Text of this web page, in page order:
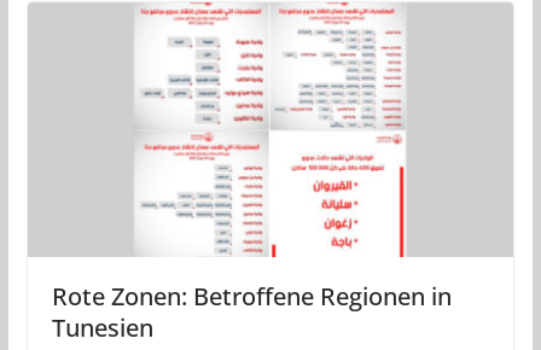
Rote Zonen: Betroffene Regionen in
Tunesien